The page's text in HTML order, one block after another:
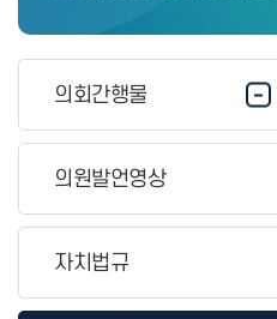
의회간행물
의원발언영상
자치법규